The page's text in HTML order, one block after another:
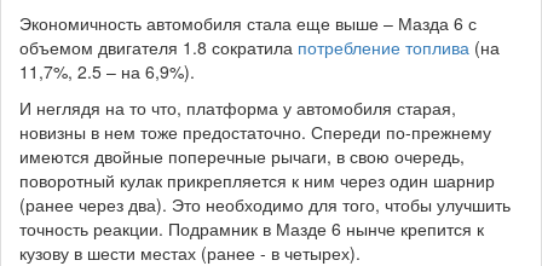
Экономичность автомобиля стала еще выше – Мазда 6 с
объемом двигателя 1.8 сократила потребление топлива (на
11,7%, 2.5 – на 6,9%).
И неглядя на то что, платформа у автомобиля старая,
новизны в нем тоже предостаточно. Спереди по-прежнему
имеются двойные поперечные рычаги, в свою очередь,
поворотный кулак прикрепляется к ним через один шарнир
(ранее через два). Это необходимо для того, чтобы улучшить
точность реакции. Подрамник в Мазде 6 нынче крепится к
кузову в шести местах (ранее - в четырех).